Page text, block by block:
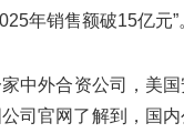
年销售额破15亿元”
中外合资公司，美
司官网了解到，国